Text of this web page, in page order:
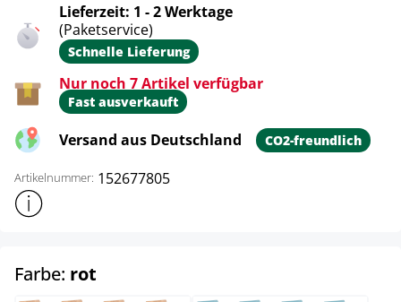
Lieferzeit: 1 - 2 Werktage
(Paketservice)
Schnelle Lieferung
Nur noch 7 Artikel verfügbar
Fast ausverkauft
Versand aus Deutschland CO2-freundlich
Artikelnummer: 152677805
Weitere Produktinformationen anzeigen
Farbe: rot